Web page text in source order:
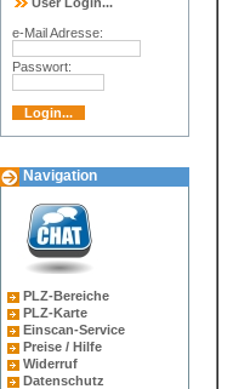
e-Mail Adresse:
Passwort:
Navigation
PLZ-Bereiche
PLZ-Karte
Einscan-Service
Preise / Hilfe
Widerruf
Datenschutz